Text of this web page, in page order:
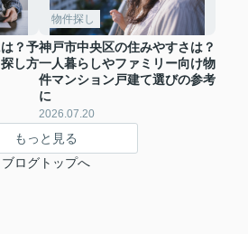
？予
し方
物件探し
神戸市中央区の住みやすさは？
一人暮らしやファミリー向け物
件マンション戸建て選びの参考
に
2026.07.20
もっと見る
ブログトップへ